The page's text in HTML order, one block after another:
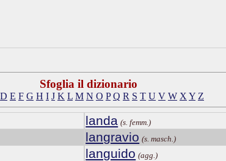
Sfoglia il dizionario
D E F G H I J K L M N O P Q R S T U V W X Y Z
landa (s. femm.)
langravio (s. masch.)
languido (agg.)